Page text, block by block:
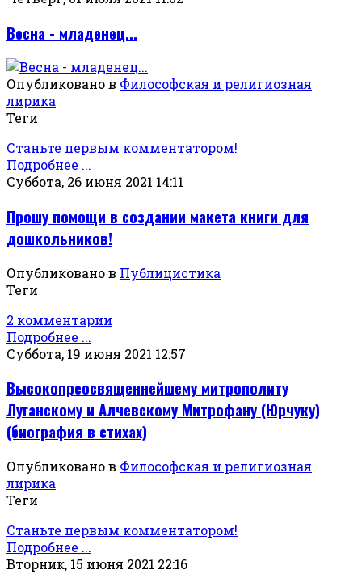
Весна - младенец...
Опубликовано в Философская и религиозная
лирика
Теги
Станьте первым комментатором!
Подробнее ...
Суббота, 26 июня 2021 14:11
Прошу помощи в создании макета книги для
дошкольников!
Опубликовано в Публицистика
Теги
2 комментарии
Подробнее ...
Суббота, 19 июня 2021 12:57
Высокопреосвященнейшему митрополиту
Луганскому и Алчевскому Митрофану (Юрчуку)
(биография в стихах)
Опубликовано в Философская и религиозная
лирика
Теги
Станьте первым комментатором!
Подробнее ...
Вторник, 15 июня 2021 22:16